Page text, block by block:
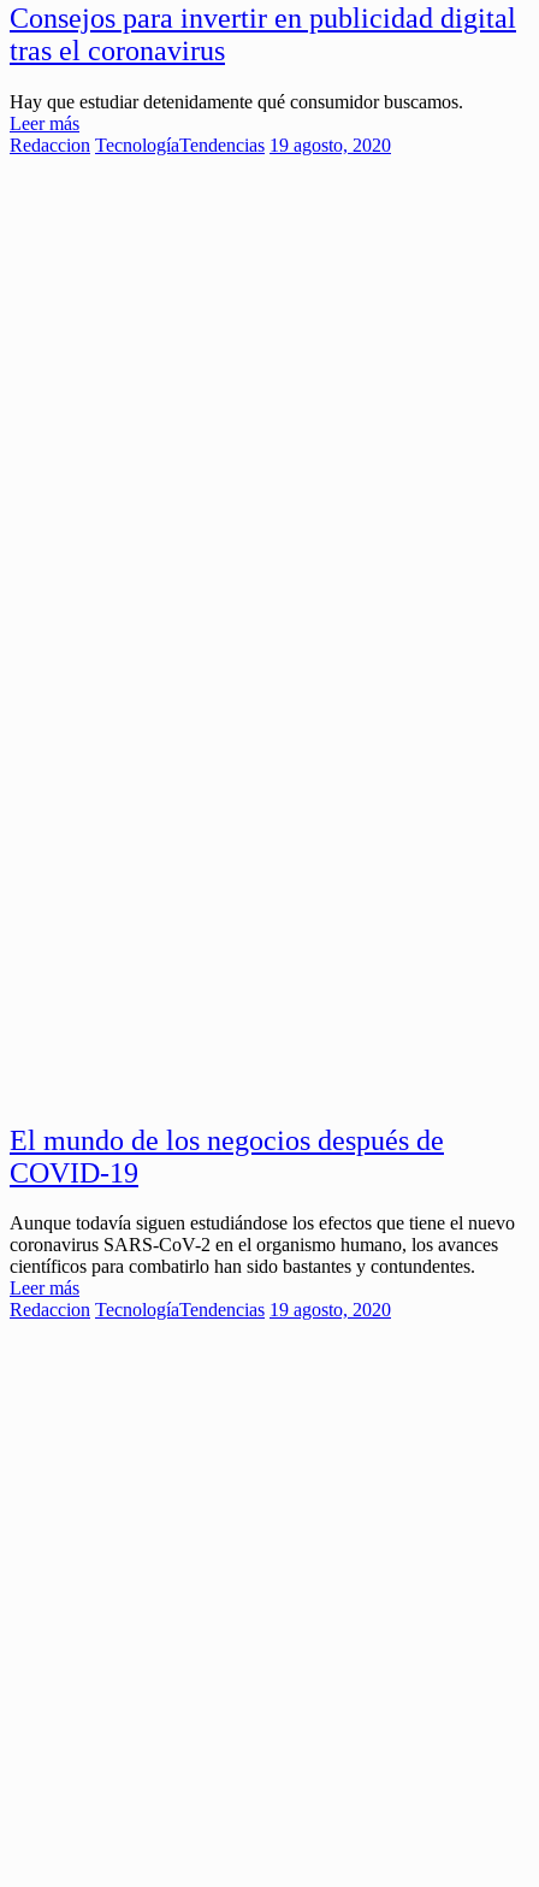
Consejos para invertir en publicidad digital
tras el coronavirus
Hay que estudiar detenidamente qué consumidor buscamos.
Leer más
Redaccion TecnologíaTendencias 19 agosto, 2020
El mundo de los negocios después de
COVID-19
Aunque todavía siguen estudiándose los efectos que tiene el nuevo
coronavirus SARS-CoV-2 en el organismo humano, los avances
científicos para combatirlo han sido bastantes y contundentes.
Leer más
Redaccion TecnologíaTendencias 19 agosto, 2020